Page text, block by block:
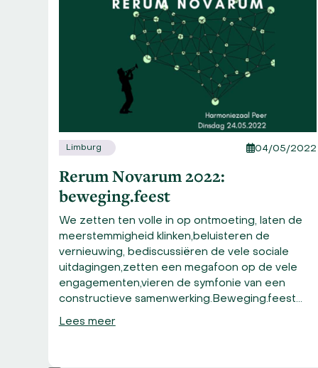
carousel
navigation
buttons
Limburg 04/05/2022
Rerum Novarum 2022:
beweging.feest
We zetten ten volle in op ontmoeting, laten de
meerstemmigheid klinken,beluisteren de
vernieuwing, bediscussiëren de vele sociale
uitdagingen,zetten een megafoon op de vele
engagementen,vieren de symfonie van een
constructieve samenwerking.Beweging.feest…
Lees meer